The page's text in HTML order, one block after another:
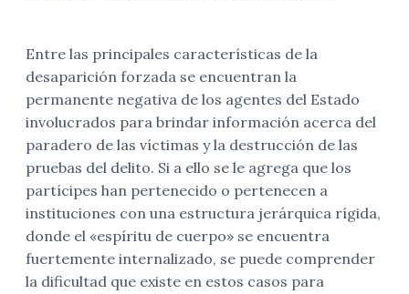
Entre las principales características de la
desaparición forzada se encuentran la
permanente negativa de los agentes del Estado
involucrados para brindar información acerca del
paradero de las víctimas y la destrucción de las
pruebas del delito. Si a ello se le agrega que los
partícipes han pertenecido o pertenecen a
instituciones con una estructura jerárquica rígida,
donde el «espíritu de cuerpo» se encuentra
fuertemente internalizado, se puede comprender
la dificultad que existe en estos casos para